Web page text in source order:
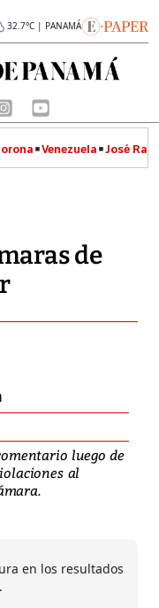
32.7°C | PANAMÁ
Venezuela José
de
luego de
al
en los resultados